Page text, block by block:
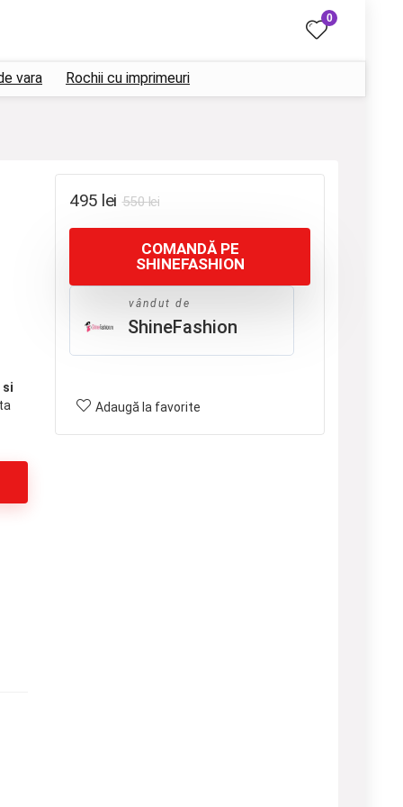
0
vara Rochii cu imprimeuri
550leiPrețul
inițial
a
fost:
550 lei.
495 lei
Prețul
curent
este:
495 lei.
COMANDĂ PE
SHINEFASHION
vândut de
ShineFashion
Adaugă la favorite